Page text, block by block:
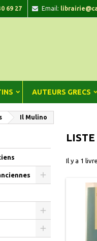
69 27 Email:
AUTEURS GRECS
Il Mulino
Il y a 1